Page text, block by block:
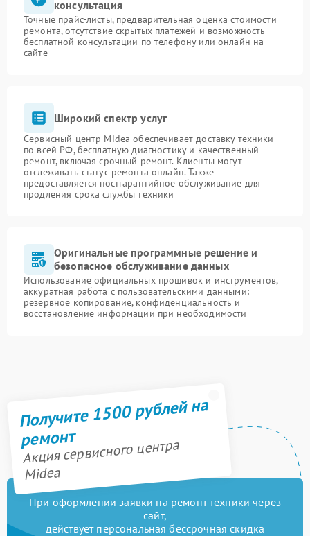
консультация
Точные прайс-листы, предварительная оценка стоимости
ремонта, отсутствие скрытых платежей и возможность
бесплатной консультации по телефону или онлайн на
сайте
Широкий спектр услуг
Сервисный центр Midea обеспечивает доставку техники
по всей РФ, бесплатную диагностику и качественный
ремонт, включая срочный ремонт. Клиенты могут
отслеживать статус ремонта онлайн. Также
предоставляется постгарантийное обслуживание для
продления срока службы техники
Оригинальные программные решение и
безопасное обслуживание данных
Использование официальных прошивок и инструментов,
аккуратная работа с пользовательскими данными:
резервное копирование, конфиденциальность и
восстановление информации при необходимости
Получите 1500 рублей на
ремонт
Акция сервисного центра
Midea
При оформлении заявки на ремонт техники через
сайт,
действует персональная бессрочная скидка